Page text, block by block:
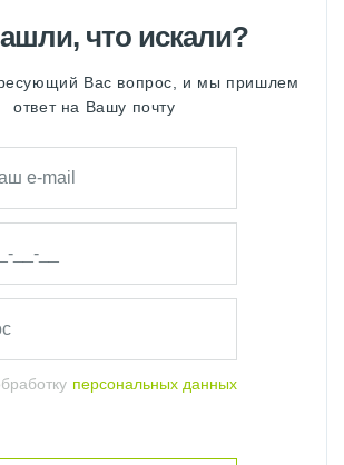
что искали?
Вас вопрос, и мы пришлем
ответ на Вашу почту
персональных данных